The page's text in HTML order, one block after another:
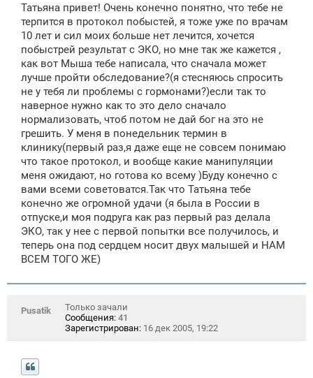
б
щ
е
н
и
Татьяна привет! Очень конечно понятно, что тебе не
терпится в протокол побыстей, я тоже уже по врачам
10 лет и сил моих больше нет лечится, хочется
побыстрей результат с ЭКО, но мне так же кажется ,
как вот Мыша тебе написала, что сначала может
лучше пройти обследование?(я стесняюсь спросить
не у тебя ли проблемы с гормонами?)если так то
наверное нужно как то это дело сначало
нормализовать, чтоб потом не дай бог на это не
грешить. У меня в понедельник термин в
клинику(первый раз,я даже еще не совсем понимаю
что такое протокол, и вообще какие манипуляции
меня ожидают, но готова ко всему )Буду конечно с
вами всеми советоватся.Так что Татьяна тебе
конечно же огромной удачи (я была в России в
отпуске,и моя подруга как раз первый раз делала
ЭКО, так у нее с первой попытки все получилось, и
теперь она под сердцем носит двух малышей и НАМ
ВСЕМ ТОГО ЖЕ)
Pusatik
Только зачали
Сообщения: 41
Зарегистрирован: 16 дек 2005, 19:22